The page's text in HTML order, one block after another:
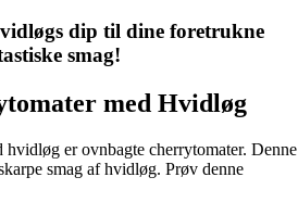
dip til dine foretrukne
smag!
med Hvidløg
er ovnbagte cherrytomater. Denne
smag af hvidløg. Prøv denne